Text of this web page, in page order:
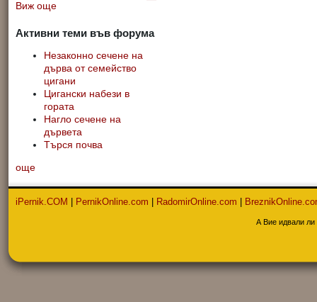
Виж още
Активни теми във форума
Незаконно сечене на
дърва от семейство
цигани
Цигански набези в
гората
Нагло сечене на
дървета
Търся почва
още
iPernik.COM | PernikOnline.com | RadomirOnline.com |
А Вие идвали